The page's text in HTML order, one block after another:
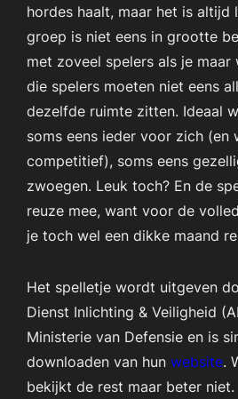
hordes haalt, maar het is altijd
groep is niet eens in grootte
met zoveel spelers als je maar
die spelers moeten niet eens
dezelfde ruimte zitten. Ideaal
soms eens ieder voor zich (en
competitief), soms eens
zwoegen. Leuk toch? En de
reuze mee, want voor de
je toch wel een dikke maand
Het spelletje wordt uitgeven
Dienst Inlichting & Veiligheid
Ministerie van Defensie en is
downloaden van hun website.
bekijkt de rest maar beter niet.